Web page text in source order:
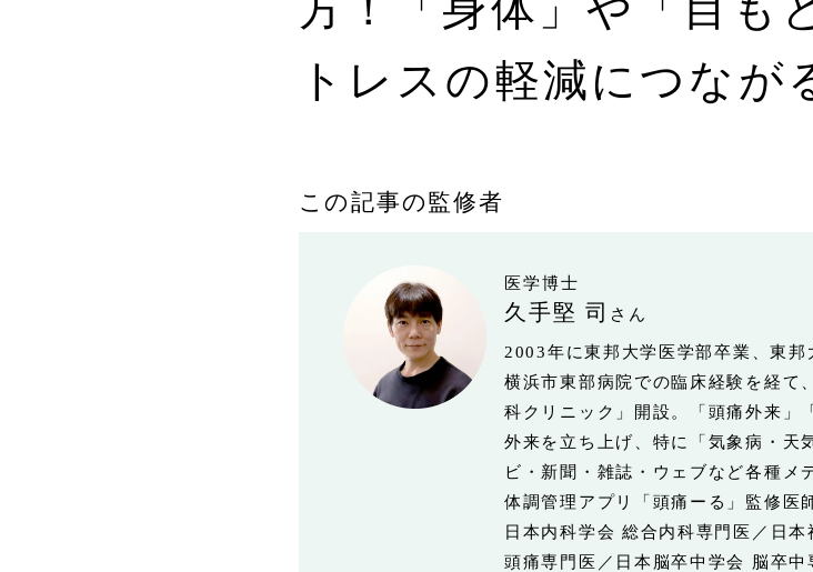
トレスの軽減につなが
この記事の監修者
医学博士
久手堅 司 さん
2003年に東邦大学医学部卒業、東
横浜市東部病院での臨床経験を経て
科クリニック」開設。「頭痛外来」
外来を立ち上げ、特に「気象病・天
ビ・新聞・雑誌・ウェブなど各種メ
体調管理アプリ「頭痛ーる」監修医
日本内科学会 総合内科専門医／日
頭痛専門医／日本脳卒中学会 脳卒中